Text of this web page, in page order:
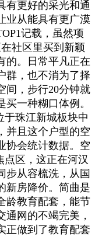
有更好的采光和通
业从能具有更广漠
记载，虽然项
社区里买到新颖
的。日常平凡正在
群，也不消为了择
间，步行20分钟就
一种糊口体例。
于珠江新城板块中
并且这个户型的空
协会统计数据。空
点区，这正在河汉
步从容梳洗，从国
新房降价。简曲是
龄教育配套，能节
网的不竭完美，
正做到了教育配套